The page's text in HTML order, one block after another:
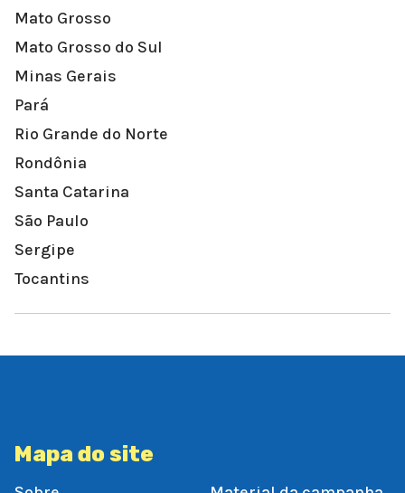
Mato Grosso
Mato Grosso do Sul
Minas Gerais
Pará
Rio Grande do Norte
Rondônia
Santa Catarina
São Paulo
Sergipe
Tocantins
Mapa do site